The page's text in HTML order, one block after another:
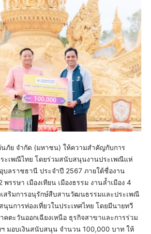
นภัย จำกัด (มหาชน) ให้ความสำคัญกับการ
ะเพณีไทย โดยร่วมสนับสนุนงานประเพณีแห่
บลราชธานี ประจำปี 2567 ภายใต้ชื่องาน
พรรษา เมืองเทียน เมืองธรรม งานล้ำเมือง 4
เสริมการอนุรักษ์สืบสานวัฒนธรรมและประเพณี
นการท่องเที่ยวในประเทศไทย โดยมีนายทวี
ตะวันออกเฉียงเหนือ ธุรกิจสาขาและการร่วม
มอบเงินสนับสนุน จำนวน 100,000 บาท ให้